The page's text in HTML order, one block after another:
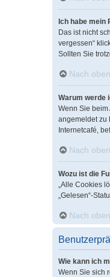
Ich habe
Das ist nicht
vergessen“
Sollten Sie
Nach oben
Warum werde
Wenn Sie
angemeldet zu
Internetcafé,
Nach oben
Wozu ist die
„Alle Cookies
„Gelesen“-
Nach oben
Wie kann ich
Wenn Sie sich